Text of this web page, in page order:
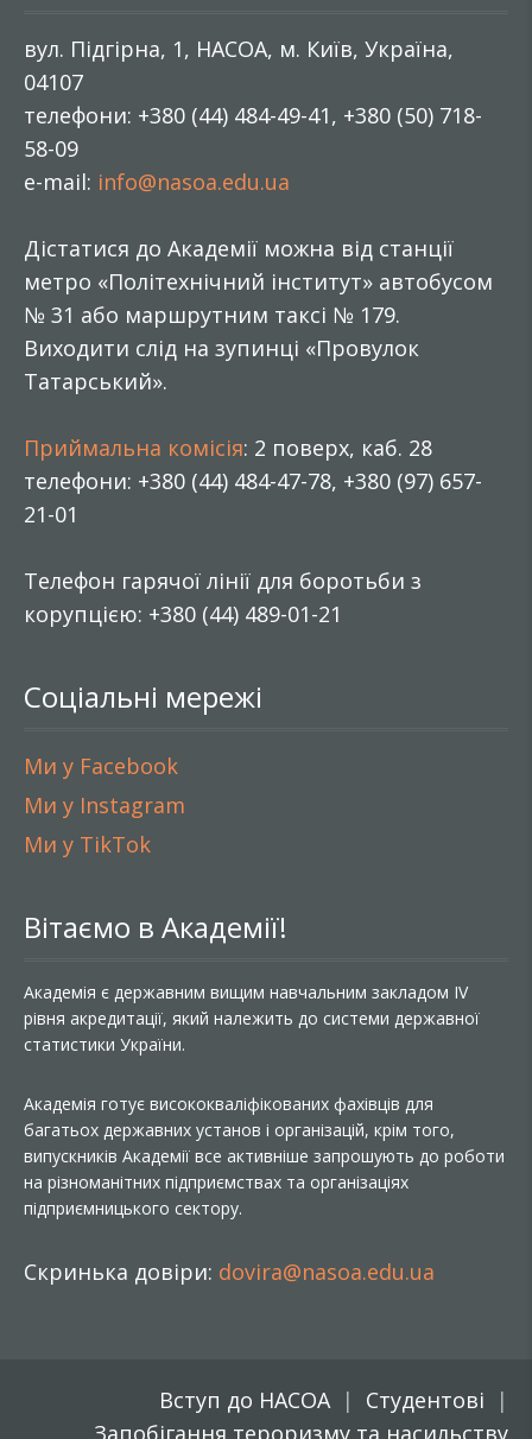
вул. Підгірна, 1, НАСОА, м. Київ, Україна,
04107
телефони: +380 (44) 484-49-41, +380 (50) 718-
58-09
e-mail: info@nasoa.edu.ua
Дістатися до Академії можна від станції
метро «Політехнічний інститут» автобусом
№ 31 або маршрутним таксі № 179.
Виходити слід на зупинці «Провулок
Татарський».
Приймальна комісія: 2 поверх, каб. 28
телефони: +380 (44) 484-47-78, +380 (97) 657-
21-01
Телефон гарячої лінії для боротьби з
корупцією: +380 (44) 489-01-21
Соціальні мережі
Ми у Facebook
Ми у Instagram
Ми у TikTok
Вітаємо в Академії!
Академія є державним вищим навчальним закладом IV
рівня акредитації, який належить до системи державної
статистики України.
Академія готує висококваліфікованих фахівців для
багатьох державних установ і організацій, крім того,
випускників Академії все активніше запрошують до роботи
на різноманітних підприємствах та організаціях
підприємницького сектору.
Скринька довіри: dovira@nasoa.edu.ua
Вступ до НАСОА
Студентові
Запобігання тероризму та насильству